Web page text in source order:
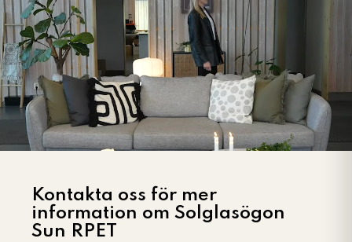
Kontakta oss för mer
information om Solglasögon
Sun RPET